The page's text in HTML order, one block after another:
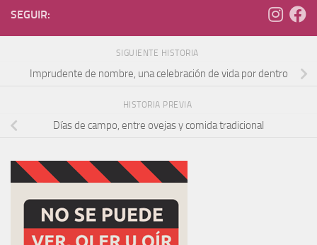
SEGUIR:
SIGUIENTE HISTORIA
Imprudente de nombre, una celebración de vida por dentro
HISTORIA PREVIA
Días de campo, entre ovejas y comida tradicional